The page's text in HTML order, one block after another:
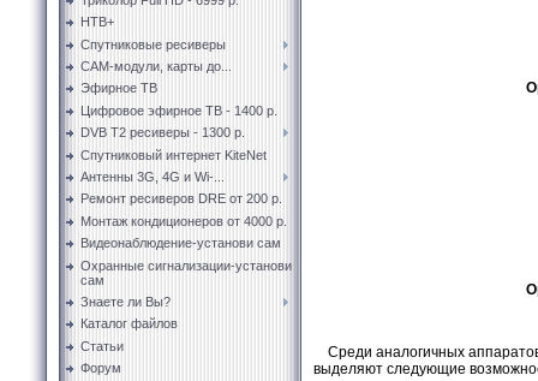
НТВ+
Спутниковые ресиверы
CAM-модули, карты до...
Эфирное ТВ
Цифровое эфирное ТВ - 1400 р.
DVB T2 ресиверы - 1300 р.
Спутниковый интернет KiteNet
Антенны 3G, 4G и Wi-...
Ремонт ресиверов DRE от 200 р.
Монтаж кондиционеров от 4000 р.
Видеонаблюдение-установи сам
Охранные сигнализации-установи
сам
Знаете ли Вы?
Каталог файлов
Статьи
Форум
Среди аналогичных
выделяют следующие